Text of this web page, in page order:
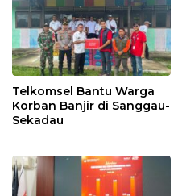
Telkomsel Bantu Warga
Korban Banjir di Sanggau-
Sekadau